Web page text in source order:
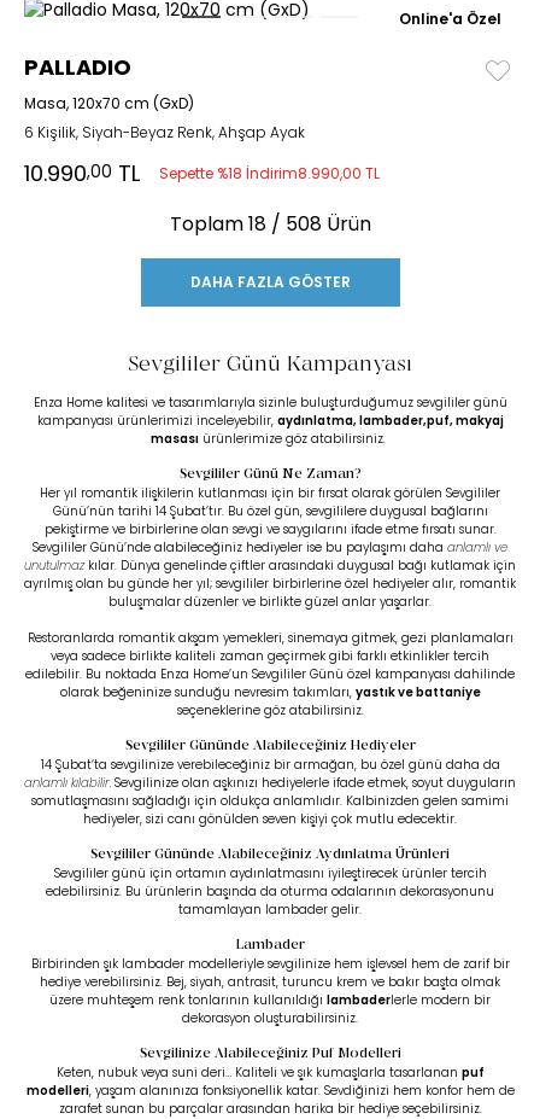
Online'a Özel
PALLADIO
Masa, 120x70 cm (GxD)
6 Kişilik, Siyah-Beyaz Renk, Ahşap Ayak
10.990,00 TL Sepette %18 İndirim8.990,00 TL
Toplam18/ 508 Ürün
DAHA FAZLA GÖSTER
Sevgililer Günü Kampanyası
Enza Home kalitesi ve tasarımlarıyla sizinle buluşturduğumuz sevgililer günü
kampanyası ürünlerimizi inceleyebilir, aydınlatma, lambader,puf, makyaj
masası ürünlerimize göz atabilirsiniz.
Sevgililer Günü Ne Zaman?
Her yıl romantik ilişkilerin kutlanması için bir fırsat olarak görülen Sevgililer
Günü’nün tarihi 14 Şubat’tır. Bu özel gün, sevgililere duygusal bağlarını
pekiştirme ve birbirlerine olan sevgi ve saygılarını ifade etme fırsatı sunar.
Sevgililer Günü’nde alabileceğiniz hediyeler ise bu paylaşımı daha anlamlı ve
unutulmaz kılar. Dünya genelinde çiftler arasındaki duygusal bağı kutlamak için
ayrılmış olan bu günde her yıl; sevgililer birbirlerine özel hediyeler alır, romantik
buluşmalar düzenler ve birlikte güzel anlar yaşarlar.
Restoranlarda romantik akşam yemekleri, sinemaya gitmek, gezi planlamaları
veya sadece birlikte kaliteli zaman geçirmek gibi farklı etkinlikler tercih
edilebilir. Bu noktada Enza Home’un Sevgililer Günü özel kampanyası dahilinde
olarak beğeninize sunduğu nevresim takımları, yastıkvebattaniye
seçeneklerine göz atabilirsiniz.
Sevgililer Gününde Alabileceğiniz Hediyeler
14 Şubat’ta sevgilinize verebileceğiniz bir armağan, bu özel günü daha da
anlamlı kılabilir. Sevgilinize olan aşkınızı hediyelerle ifade etmek, soyut duyguların
somutlaşmasını sağladığı için oldukça anlamlıdır. Kalbinizden gelen samimi
hediyeler, sizi canı gönülden seven kişiyi çok mutlu edecektir.
Sevgililer Gününde Alabileceğiniz Aydınlatma Ürünleri
Sevgililer günü için ortamın aydınlatmasını iyileştirecek ürünler tercih
edebilirsiniz. Bu ürünlerin başında da oturma odalarının dekorasyonunu
tamamlayan lambader gelir.
Lambader
Birbirinden şık lambader modelleriyle sevgilinize hem işlevsel hem de zarif bir
hediye verebilirsiniz. Bej, siyah, antrasit, turuncu krem ve bakır başta olmak
üzere muhteşem renk tonlarının kullanıldığı lambaderlerle modern bir
dekorasyon oluşturabilirsiniz.
Sevgilinize Alabileceğiniz Puf Modelleri
Keten, nubuk veya suni deri… Kaliteli ve şık kumaşlarla tasarlanan puf
modelleri, yaşam alanınıza fonksiyonellik katar. Sevdiğinizi hem konfor hem de
zarafet sunan bu parçalar arasından harika bir hediye seçebilirsiniz.